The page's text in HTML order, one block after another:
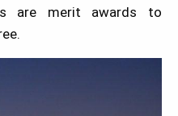
are merit awards to